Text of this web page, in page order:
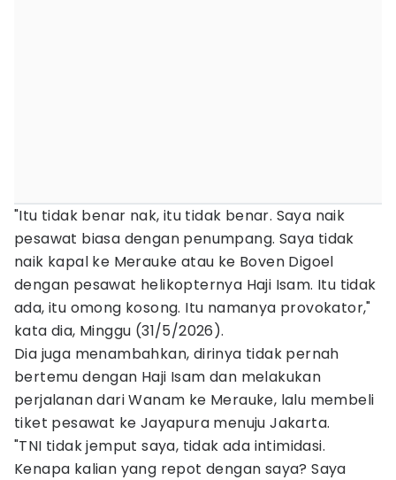
"Itu tidak benar nak, itu tidak benar. Saya naik
pesawat biasa dengan penumpang. Saya tidak
naik kapal ke Merauke atau ke Boven Digoel
dengan pesawat helikopternya Haji Isam. Itu tidak
ada, itu omong kosong. Itu namanya provokator,"
kata dia, Minggu (31/5/2026).
Dia juga menambahkan, dirinya tidak pernah
bertemu dengan Haji Isam dan melakukan
perjalanan dari Wanam ke Merauke, lalu membeli
tiket pesawat ke Jayapura menuju Jakarta.
"TNI tidak jemput saya, tidak ada intimidasi.
Kenapa kalian yang repot dengan saya? Saya